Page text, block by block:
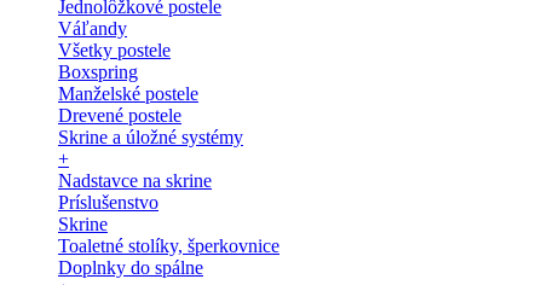
Jednolôžkové postele
Váľandy
Všetky postele
Boxspring
Manželské postele
Drevené postele
Skrine a úložné systémy
+
Nadstavce na skrine
Príslušenstvo
Skrine
Toaletné stolíky, šperkovnice
Doplnky do spálne